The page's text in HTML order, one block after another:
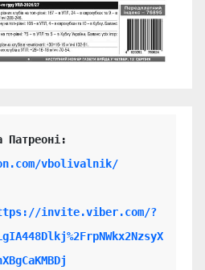
vbolivalnik/
invite.viber.com/?